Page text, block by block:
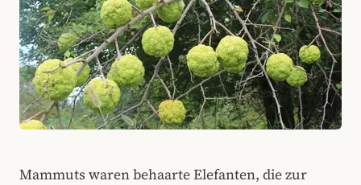
Mammuts waren behaarte Elefanten, die zur